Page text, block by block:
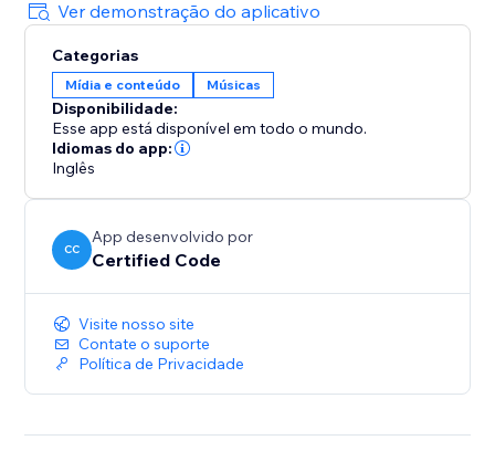
Ver demonstração do aplicativo
Categorias
Mídia e conteúdo Músicas
Disponibilidade:
Esse app está disponível em todo o mundo.
Idiomas do app:
Inglês
CC
App desenvolvido por
Certified Code
Visite nosso site
Contate o suporte
Política de Privacidade